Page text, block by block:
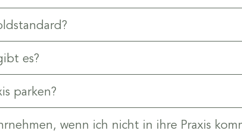
es?
parken?
wenn ich nicht in ihre Praxis